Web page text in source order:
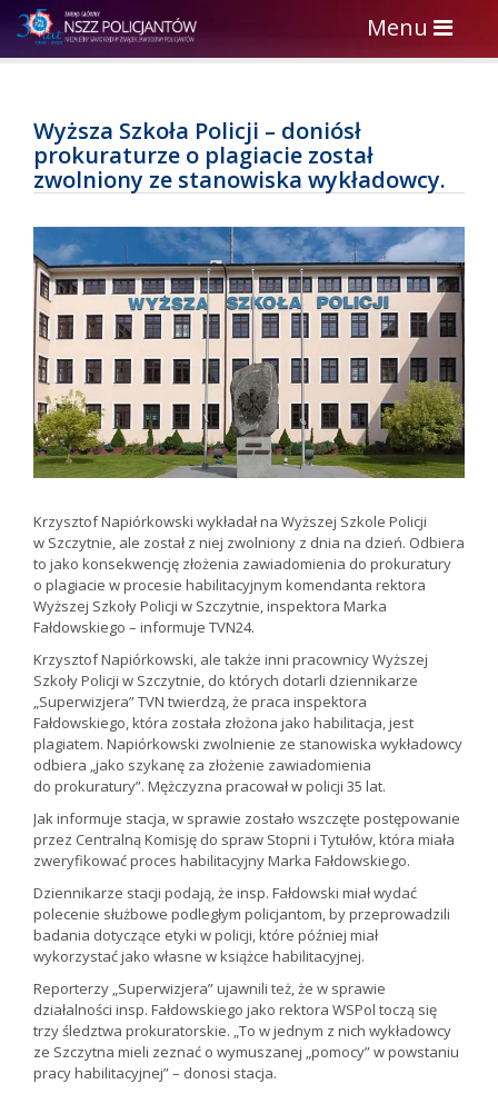
Toggle
navigation
Menu
Wyższa Szkoła Policji – doniósł
prokuraturze o plagiacie został
zwolniony ze stanowiska wykładowcy.
Krzysztof Napiórkowski wykładał na Wyższej Szkole Policji
w Szczytnie, ale został z niej zwolniony z dnia na dzień. Odbiera
to jako konsekwencję złożenia zawiadomienia do prokuratury
o plagiacie w procesie habilitacyjnym komendanta rektora
Wyższej Szkoły Policji w Szczytnie, inspektora Marka
Fałdowskiego – informuje TVN24.
Krzysztof Napiórkowski, ale także inni pracownicy Wyższej
Szkoły Policji w Szczytnie, do których dotarli dziennikarze
„Superwizjera” TVN twierdzą, że praca inspektora
Fałdowskiego, która została złożona jako habilitacja, jest
plagiatem. Napiórkowski zwolnienie ze stanowiska wykładowcy
odbiera „jako szykanę za złożenie zawiadomienia
do prokuratury”. Mężczyzna pracował w policji 35 lat.
Jak informuje stacja, w sprawie zostało wszczęte postępowanie
przez Centralną Komisję do spraw Stopni i Tytułów, która miała
zweryfikować proces habilitacyjny Marka Fałdowskiego.
Dziennikarze stacji podają, że insp. Fałdowski miał wydać
polecenie służbowe podległym policjantom, by przeprowadzili
badania dotyczące etyki w policji, które później miał
wykorzystać jako własne w książce habilitacyjnej.
Reporterzy „Superwizjera” ujawnili też, że w sprawie
działalności insp. Fałdowskiego jako rektora WSPol toczą się
trzy śledztwa prokuratorskie. „To w jednym z nich wykładowcy
ze Szczytna mieli zeznać o wymuszanej „pomocy” w powstaniu
pracy habilitacyjnej” – donosi stacja.